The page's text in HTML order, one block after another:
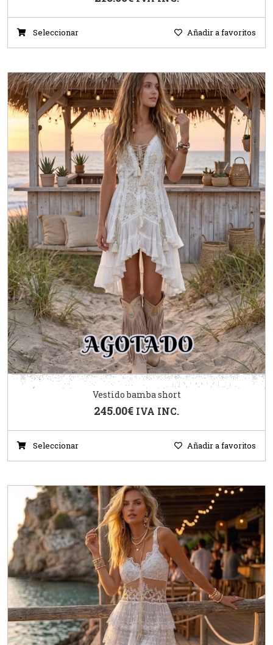
Seleccionar Añadir a favoritos
Vestido bamba short
245.00€ IVA INC.
Seleccionar Añadir a favoritos